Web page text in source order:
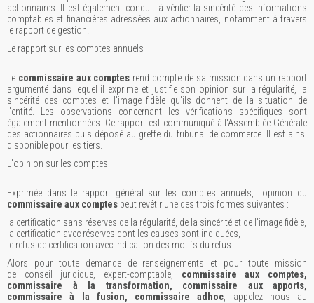
actionnaires. Il est également conduit à vérifier la sincérité des informations
comptables et financières adressées aux actionnaires, notamment à travers
le rapport de gestion.
Le rapport sur les comptes annuels
Le commissaire aux comptes rend compte de sa mission dans un rapport
argumenté dans lequel il exprime et justifie son opinion sur la régularité, la
sincérité des comptes et l'image fidèle qu'ils donnent de la situation de
l'entité. Les observations concernant les vérifications spécifiques sont
également mentionnées. Ce rapport est communiqué à l'Assemblée Générale
des actionnaires puis déposé au greffe du tribunal de commerce. Il est ainsi
disponible pour les tiers.
L'opinion sur les comptes
Exprimée dans le rapport général sur les comptes annuels, l'opinion du
commissaire aux comptes peut revêtir une des trois formes suivantes :
la certification sans réserves de la régularité, de la sincérité et de l'image fidèle,
la certification avec réserves dont les causes sont indiquées,
le refus de certification avec indication des motifs du refus.
Alors pour toute demande de renseignements et pour toute mission
de conseil juridique, expert-comptable, commissaire aux comptes,
commissaire à la transformation, commissaire aux apports,
commissaire à la fusion, commissaire adhoc , appelez nous au